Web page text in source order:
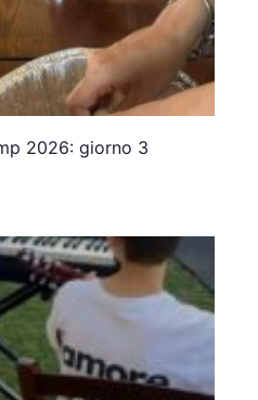
2026: giorno 3